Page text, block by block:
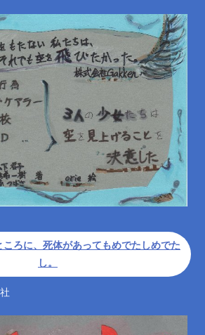
ろに、死体があってもめでたしめでた
し。